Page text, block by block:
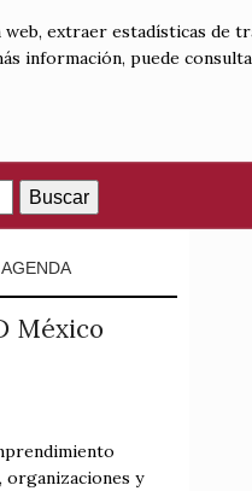
extraer estadísticas de
información, puede
Buscar
AGENDA
México
organizaciones y